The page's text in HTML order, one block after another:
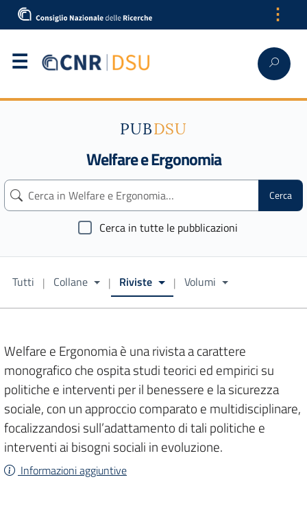
⋮
PUBDSU
Welfare e Ergonomia
Cerca
Cerca in tutte le pubblicazioni
Tutti | Collane | Riviste | Volumi
Welfare e Ergonomia è una rivista a carattere
monografico che ospita studi teorici ed empirici su
politiche e interventi per il benessere e la sicurezza
sociale, con un approccio comparato e multidisciplinare,
focalizzandosi sull’adattamento di tali politiche e
interventi ai bisogni sociali in evoluzione.
Informazioni aggiuntive